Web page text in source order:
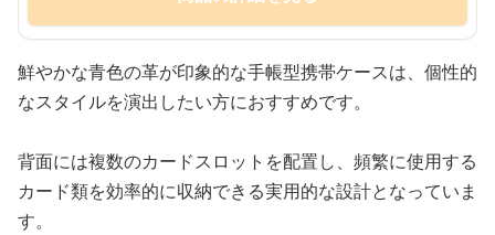
鮮やかな青色の革が印象的な手帳型携帯ケースは、個性的
なスタイルを演出したい方におすすめです。
背面には複数のカードスロットを配置し、頻繁に使用する
カード類を効率的に収納できる実用的な設計となっていま
す。